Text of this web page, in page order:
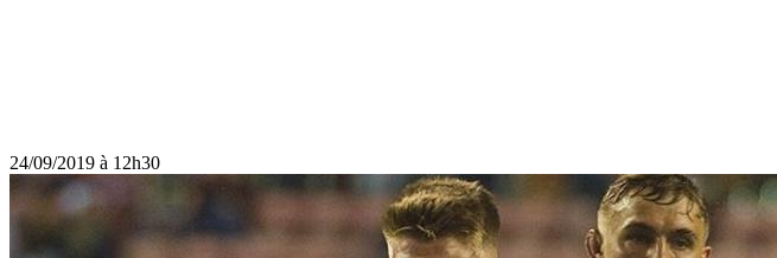
24/09/2019 à 12h30